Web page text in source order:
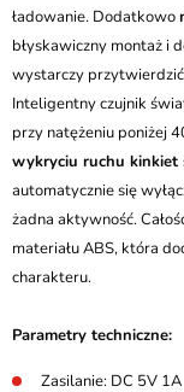
ładowanie. Dodatkowo
błyskawiczny montaż i
wystarczy
Inteligentny czujnik
przy natężeniu poniżej
wykryciu ruchu kinkiet
automatycznie się
żadna aktywność.
materiału ABS, która
charakteru.
Parametry techniczne:
Zasilanie: DC 5V 1A